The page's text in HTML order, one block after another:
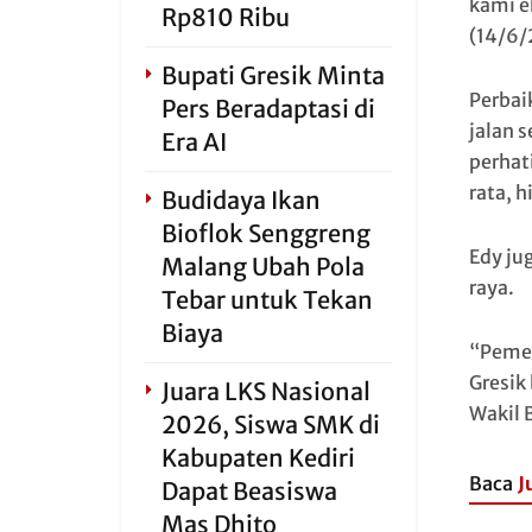
kami
(14/6/
jalan
rata,
Edy
raya.
Wakil
Baca
Rp810 Ribu
Bupati Gresik Minta
Pers Beradaptasi di
Era AI
Budidaya Ikan
Bioflok Senggreng
Malang Ubah Pola
Tebar untuk Tekan
Biaya
Juara LKS Nasional
2026, Siswa SMK di
Kabupaten Kediri
Dapat Beasiswa
Mas Dhito